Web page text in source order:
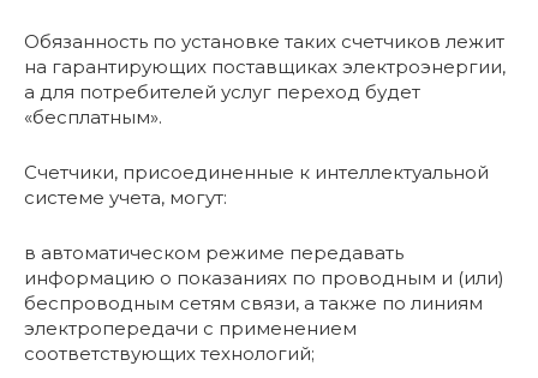
Обязанность по установке таких счетчиков лежит
на гарантирующих поставщиках электроэнергии,
а для потребителей услуг переход будет
«бесплатным».
Счетчики, присоединенные к интеллектуальной
системе учета, могут:
в автоматическом режиме передавать
информацию о показаниях по проводным и (или)
беспроводным сетям связи, а также по линиям
электропередачи с применением
соответствующих технологий;